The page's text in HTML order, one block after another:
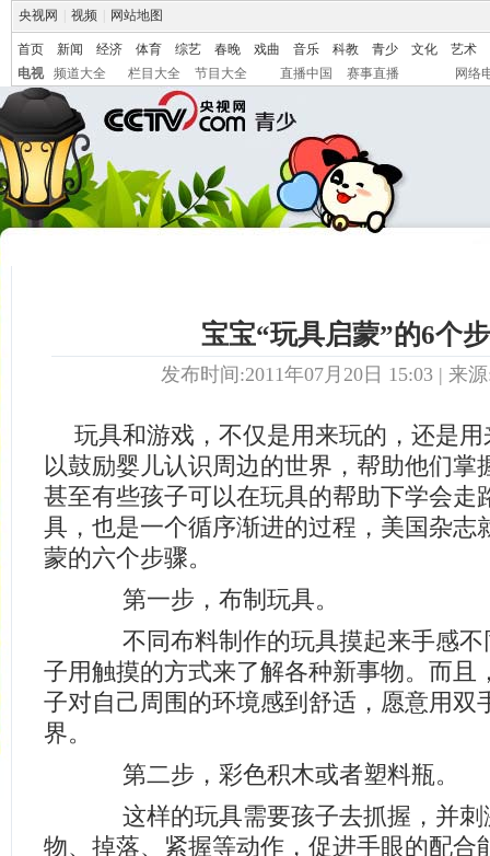
央视网 视频 网站地图
首页 新闻 经济 体育 综艺 春晚 戏曲 音乐 科教 青少 文化
艺术
电视
频道大全 栏目大全 节目大全 直播中国 赛事直播 网络
宝宝“玩具启蒙”的6个
发布时间:2011年07月20日 15:03 | 来
玩具和游戏，不仅是用来玩的，还是
以鼓励婴儿认识周边的世界，帮助他们掌
甚至有些孩子可以在玩具的帮助下学会走
具，也是一个循序渐进的过程，美国杂志
蒙的六个步骤。
第一步，布制玩具。
不同布料制作的玩具摸起来手感不
子用触摸的方式来了解各种新事物。而且
子对自己周围的环境感到舒适，愿意用双
界。
第二步，彩色积木或者塑料瓶。
这样的玩具需要孩子去抓握，并刺
物、掉落、紧握等动作，促进手眼的配合